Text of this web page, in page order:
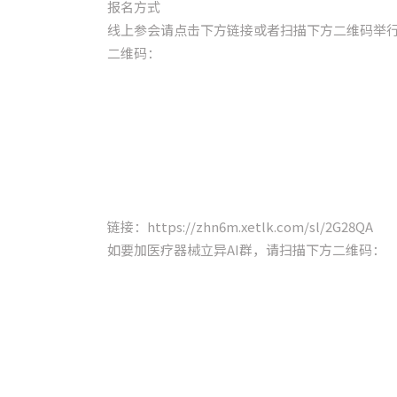
报名方式
线上参会请点击下方链接或者扫描下方二维码举
二维码：
链接：https://zhn6m.xetlk.com/sl/2G28QA
如要加医疗器械立异AI群，请扫描下方二维码：